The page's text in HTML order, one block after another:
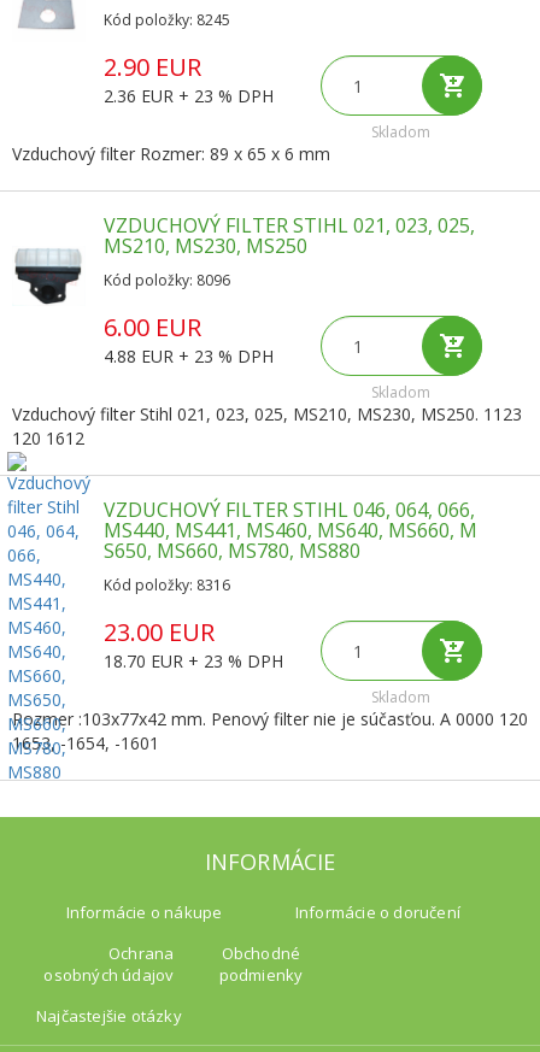
Kód položky: 8245
2.90 EUR
2.36 EUR + 23 % DPH
Skladom
Vzduchový filter Rozmer: 89 x 65 x 6 mm
VZDUCHOVÝ FILTER STIHL 021, 023, 025,
MS210, MS230, MS250
Kód položky: 8096
6.00 EUR
4.88 EUR + 23 % DPH
Skladom
Vzduchový filter Stihl 021, 023, 025, MS210, MS230, MS250. 1123
120 1612
VZDUCHOVÝ FILTER STIHL 046, 064, 066,
MS440, MS441, MS460, MS640, MS660, M
S650, MS660, MS780, MS880
Kód položky: 8316
23.00 EUR
18.70 EUR + 23 % DPH
Skladom
Rozmer :103x77x42 mm. Penový filter nie je súčasťou. A 0000 120
1653, -1654, -1601
INFORMÁCIE
Informácie o nákupe
Informácie o doručení
Ochrana
osobných údajov
Obchodné
podmienky
Najčastejšie otázky